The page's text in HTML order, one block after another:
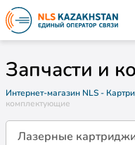
Запчасти и
Интернет-магазин NLS-
комплектующие
Лазерные